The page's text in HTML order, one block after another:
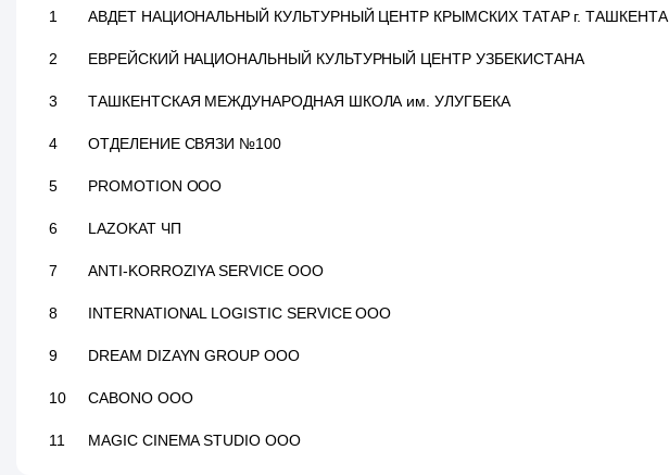
1 АВДЕТ НАЦИОНАЛЬНЫЙ КУЛЬТУРНЫЙ ЦЕНТР КРЫМСКИХ ТАТАР г. ТАШКЕНТА
2 ЕВРЕЙСКИЙ НАЦИОНАЛЬНЫЙ КУЛЬТУРНЫЙ ЦЕНТР УЗБЕКИСТАНА
3 ТАШКЕНТСКАЯ МЕЖДУНАРОДНАЯ ШКОЛА им. УЛУГБЕКА
4 ОТДЕЛЕНИЕ СВЯЗИ №100
5 PROMOTION ООО
6 LAZOKAT ЧП
7 ANTI-KORROZIYA SERVICE ООО
8 INTERNATIONAL LOGISTIC SERVICE ООО
9 DREAM DIZAYN GROUP ООО
10 CABONO ООО
11 MAGIC CINEMA STUDIO ООО